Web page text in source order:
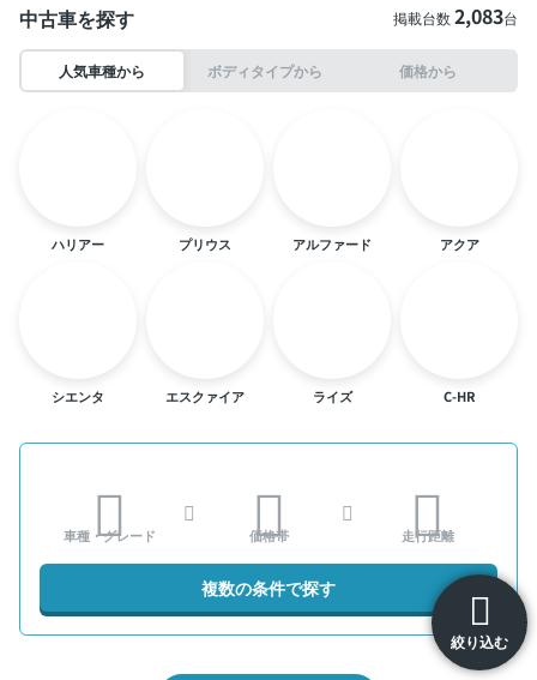
絞り込む
中古車を探す 掲載台数2,083台
人気車種から ボディタイプから 価格から
ハリアー プリウス アルファード アクア
シエンタ エスクァイア ライズ C-HR
車種・グレード 価格帯 走行距離
複数の条件で探す